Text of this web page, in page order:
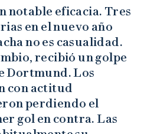
notable eficacia. Tres
en el nuevo año
no es casualidad.
recibió un golpe
Dortmund. Los
con actitud
perdiendo el
gol en contra. Las